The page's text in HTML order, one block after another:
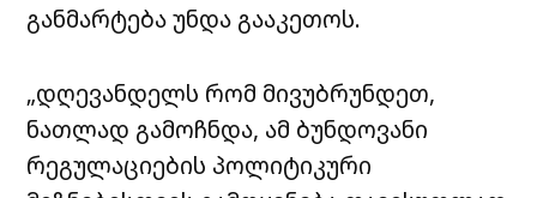
განმარტება უნდა გააკეთოს.
„დღევანდელს რომ მივუბრუნდეთ,
ნათლად გამოჩნდა, ამ ბუნდოვანი
რეგულაციების პოლიტიკური